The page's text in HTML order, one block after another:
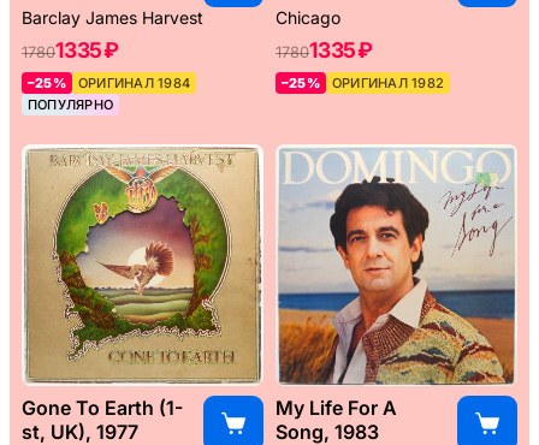
Barclay James Harvest
17801335 ₽
–25%
ОРИГИНАЛ 1984
ПОПУЛЯРНО
Chicago
17801335 ₽
–25% ОРИГИНАЛ 1982
Gone To Earth (1-
st, UK), 1977
My Life For A
Song, 1983